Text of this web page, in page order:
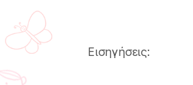
Εισηγήσεις: